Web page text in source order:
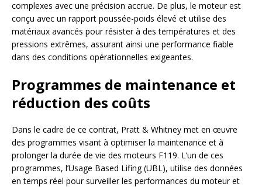
complexes avec une précision accrue. De plus, le moteur est
conçu avec un rapport poussée-poids élevé et utilise des
matériaux avancés pour résister à des températures et des
pressions extrêmes, assurant ainsi une performance fiable
dans des conditions opérationnelles exigeantes.
Programmes de maintenance et
réduction des coûts
Dans le cadre de ce contrat, Pratt & Whitney met en œuvre
des programmes visant à optimiser la maintenance et à
prolonger la durée de vie des moteurs F119. L’un de ces
programmes, l’Usage Based Lifing (UBL), utilise des données
en temps réel pour surveiller les performances du moteur et